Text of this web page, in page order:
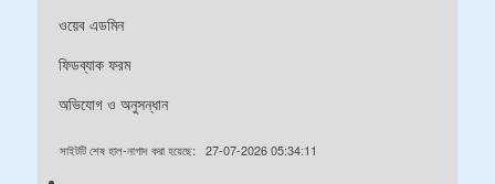
ওয়েব এডমিন
ফিডব্যাক ফরম
অভিযোগ ও অনুসন্ধান
সাইটটি শেষ হাল-নাগাদ করা হয়েছে: 27-07-2026 05:34:11